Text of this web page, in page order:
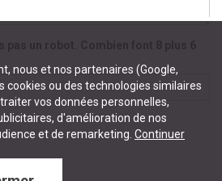
nous et nos partenaires (Google,
cookies ou des technologies similaires
vos données personnelles,
d'amélioration de nos
et de remarketing. Continuer